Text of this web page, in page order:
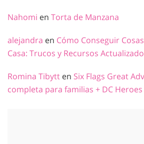
Nahomi en Torta de Manzana
alejandra en Cómo Conseguir
Casa: Trucos y Recursos
Romina Tibytt en Six Flags Great
completa para familias + DC